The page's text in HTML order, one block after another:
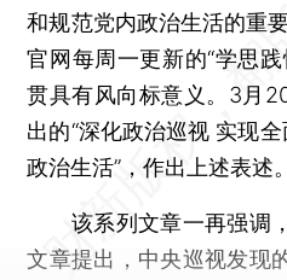
和规范党内政治生活的重
官网每周一更新的“学思
贯具有风向标意义。3月
出的“深化政治巡视 实现
政治生活”，作出上述表述。
该系列文章一再强调
文章提出，中央巡视发现